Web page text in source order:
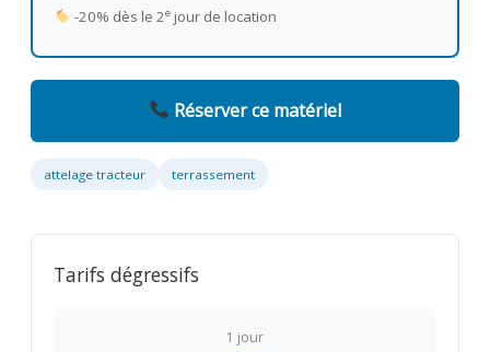
-20% dès le 2ejour de location
Réserver ce matériel
attelage tracteur terrassement
Tarifs dégressifs
1 jour